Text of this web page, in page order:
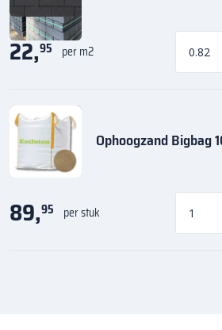
22,95 per m2
Ophoogzand Bigbag
89,95 per stuk